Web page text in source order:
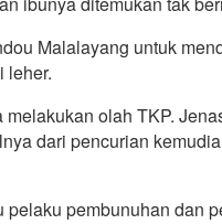
Malalayang untuk
leher.
olah TKP.
dari pencurian
pembunuhan